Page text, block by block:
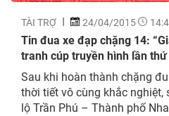
TÀI TRỢ 24/04/2015
Tin đua xe đạp chặng 14:
tranh cúp truyền hình lần thứ
Sau khi hoàn thành chặng
thời tiết vô cùng khắc
lộ Trần Phú – Thành phố